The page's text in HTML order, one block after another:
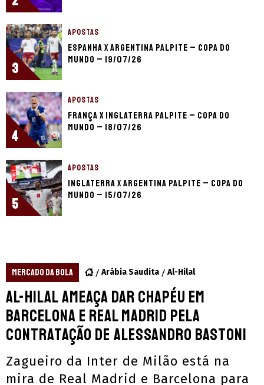
3
APOSTAS
Espanha x Argentina palpite – Copa do
Mundo – 19/07/26
4
APOSTAS
França x Inglaterra palpite – Copa do
Mundo – 18/07/26
5
APOSTAS
Inglaterra x Argentina palpite – Copa do
Mundo – 15/07/26
MERCADO DA BOLA Arábia Saudita Al-Hilal
Al-Hilal ameaça dar chapéu em
Barcelona e Real Madrid pela
contratação de Alessandro Bastoni
Zagueiro da Inter de Milão está na
mira de Real Madrid e Barcelona para